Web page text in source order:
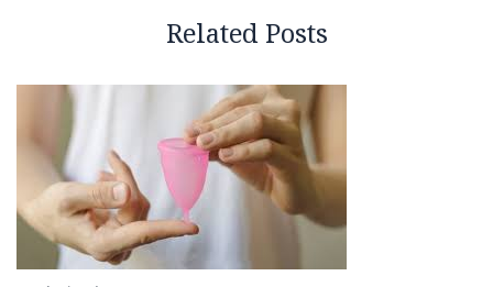
Related Posts